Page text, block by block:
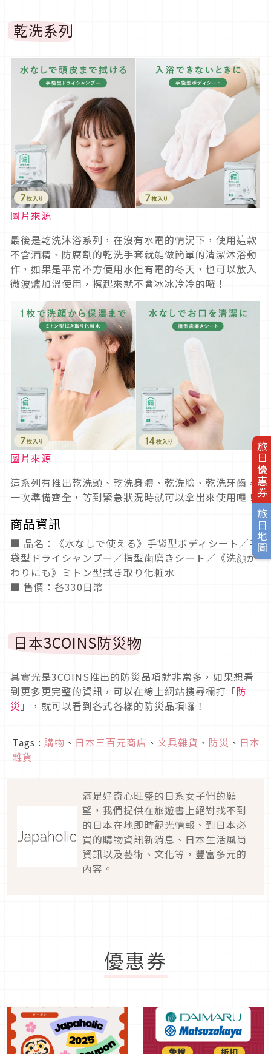
旅日優惠券
旅日地圖
乾洗系列
圖片來源
最後是乾洗沐浴系列，在沒有水電的情況下，使用這款
不含酒精、防腐劑的乾洗手套就能做簡單的清潔沐浴動
作，如果是平常不方便用水但有電的冬天，也可以放入
微波爐加溫使用，擦起來就不會冰冰冷冷的囉！
圖片來源
這系列有推出乾洗頭、乾洗身體、乾洗臉、乾洗牙齒，
一次準備齊全，等到緊急狀況時就可以拿出來使用囉！
商品資訊
■ 品名：《水なしで使える》手袋型ボディシート／手
袋型ドライシャンプー／指型歯磨きシート／《洗顔が
わりにも》ミトン型拭き取り化粧水
■ 售價：各330日幣
日本3COINS防災物
其實光是3COINS推出的防災品項就非常多，如果想看
到更多更完整的資訊，可以在線上網站搜尋欄打「防
災 」，就可以看到各式各樣的防災品項囉！
Tags : 購物 、 日本三百元商店 、 文具雜貨 、 防災 、 日本
雜貨
滿足好奇心旺盛的日系女子們的願
望，我們提供在旅遊書上絕對找不到
的日本在地即時觀光情報、到日本必
買的購物資訊新消息、日本生活風尚
資訊以及藝術、文化等，豐富多元的
內容。
優惠券